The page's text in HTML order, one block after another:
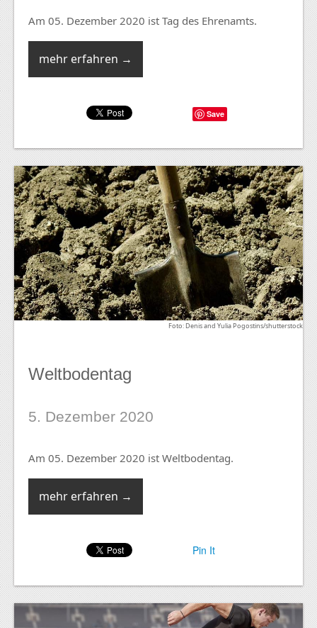
Am 05. Dezember 2020 ist Tag des Ehrenamts.
mehr erfahren →
Save
Foto: Denis and Yulia Pogostins/shutterstock
Weltbodentag
5. Dezember 2020
Am 05. Dezember 2020 ist Weltbodentag.
mehr erfahren →
Pin It